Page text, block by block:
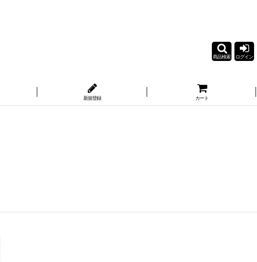
商品検索 ログイン
新規登録 カート